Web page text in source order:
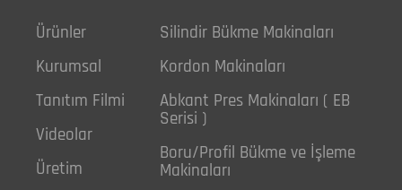
Ürünler
Kurumsal
Tanıtım Filmi
Videolar
Üretim
Silindir Bükme Makinaları
Kordon Makinaları
Abkant Pres Makinaları ( EB
Serisi )
Boru/Profil Bükme ve İşleme
Makinaları